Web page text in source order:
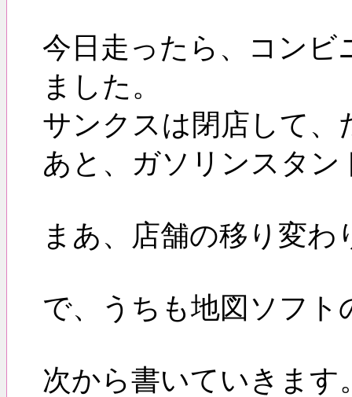
今日走ったら、コン
ました。
サンクスは閉店して
あと、ガソリンスタ
まあ、店舗の移り変
で、うちも地図ソフ
次から書いていきます